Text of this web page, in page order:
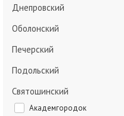
Днепровский
Оболонский
Печерский
Подольский
Святошинский
Академгородок